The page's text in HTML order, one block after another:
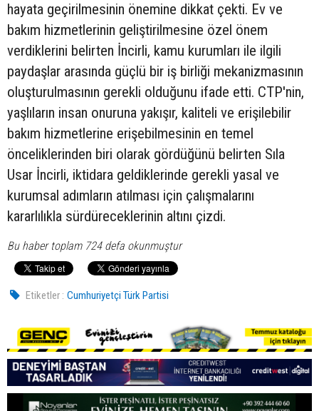
hayata geçirilmesinin önemine dikkat çekti. Ev ve
bakım hizmetlerinin geliştirilmesine özel önem
verdiklerini belirten İncirli, kamu kurumları ile ilgili
paydaşlar arasında güçlü bir iş birliği mekanizmasının
oluşturulmasının gerekli olduğunu ifade etti. CTP'nin,
yaşlıların insan onuruna yakışır, kaliteli ve erişilebilir
bakım hizmetlerine erişebilmesinin en temel
önceliklerinden biri olarak gördüğünü belirten Sıla
Usar İncirli, iktidara geldiklerinde gerekli yasal ve
kurumsal adımların atılması için çalışmalarını
kararlılıkla sürdüreceklerinin altını çizdi.
Bu haber toplam 724 defa okunmuştur
Etiketler : Cumhuriyetçi Türk Partisi